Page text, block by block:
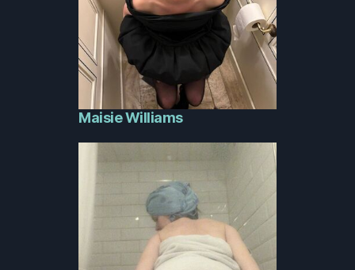
Maisie Williams